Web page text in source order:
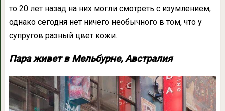
то 20 лет назад на них могли смотреть с изумлением,
однако сегодня нет ничего необычного в том, что у
супругов разный цвет кожи.
Пара живет в Мельбурне, Австралия